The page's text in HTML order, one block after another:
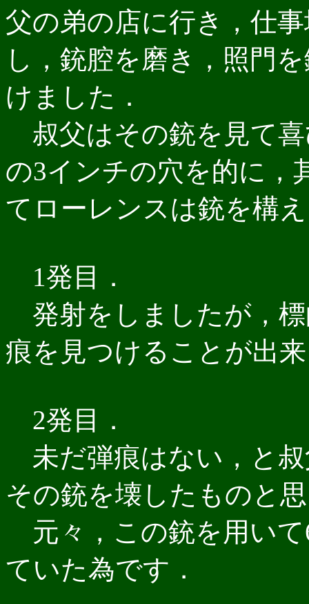
父の弟の店に行き，仕
し，銃腔を磨き，照門
けました．
叔父はその銃を見て
の3インチの穴を的に，
てローレンスは銃を構
1発目．
発射をしましたが，
痕を見つけることが出
2発目．
未だ弾痕はない，と
その銃を壊したものと
元々，この銃を用いて
ていた為です．